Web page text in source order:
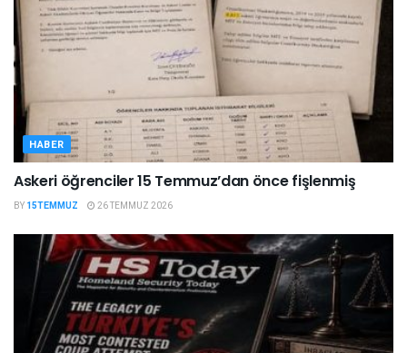
HABER
Askeri öğrenciler 15 Temmuz’dan önce fişlenmiş
BY 15TEMMUZ 26 TEMMUZ 2026